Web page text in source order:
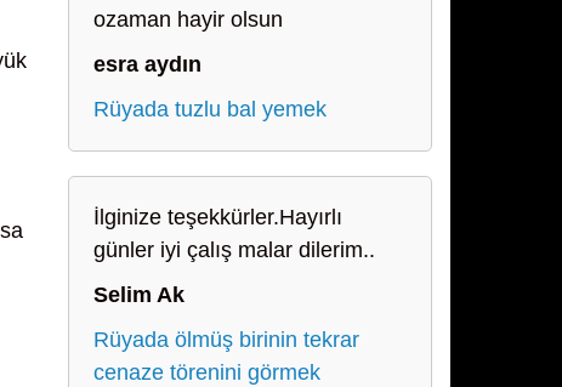
ozaman hayir olsun
esra aydın
Rüyada tuzlu bal yemek
İlginize teşekkürler.Hayırlı
günler iyi çalış malar dilerim..
Selim Ak
Rüyada ölmüş birinin tekrar
cenaze törenini görmek